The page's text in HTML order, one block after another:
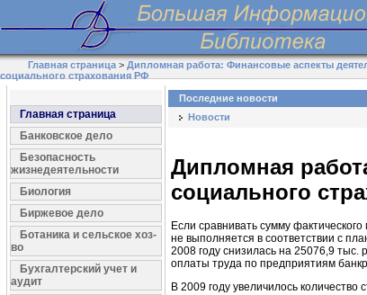
Главная страница >Дипломная работа: Финансовые аспекты
социального страхования РФ
Главная страница
Банковское дело
Безопасность
жизнедеятельности
Биология
Биржевое дело
Ботаника и сельское хоз-
во
Бухгалтерский учет и
аудит
Последние новости
Новости
Дипломная
социального
Если сравнивать сумму
не выполняется в соответствии с
2008 году снизилась на 25076,9
оплаты труда по предприятиям
В 2009 году увеличилось